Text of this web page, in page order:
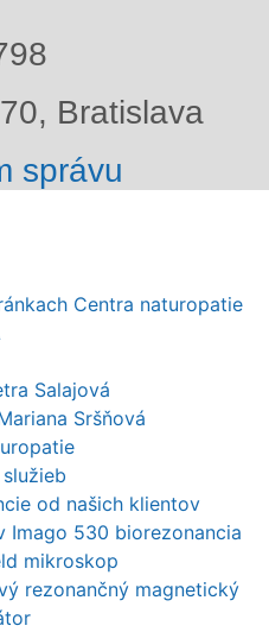
Bratislava
správu
Centra naturopatie
Salajová
Sršňová
od našich klientov
Imago 530 biorezonancia
mikroskop
rezonančný magnetický